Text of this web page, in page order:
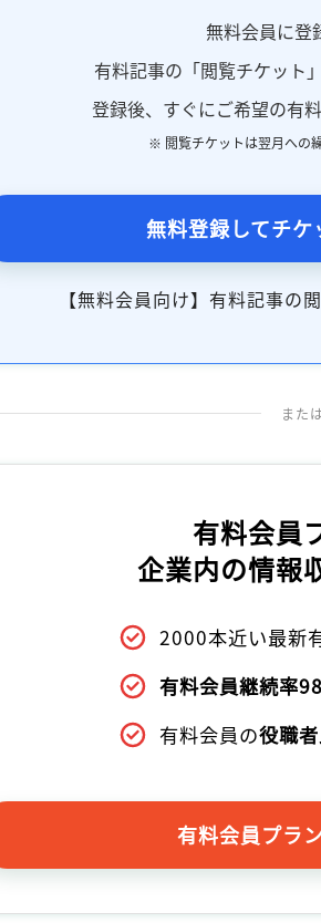
無料会員に登
有料記事の「閲覧チケット
登録後、すぐにご希望の有
※ 閲覧チケットは翌月への
無料登録してチケ
【無料会員向け】有料記事の
または
有料会員
企業内の情報
2000本近い最新
有料会員継続率
有料会員の役職
有料会員プラ